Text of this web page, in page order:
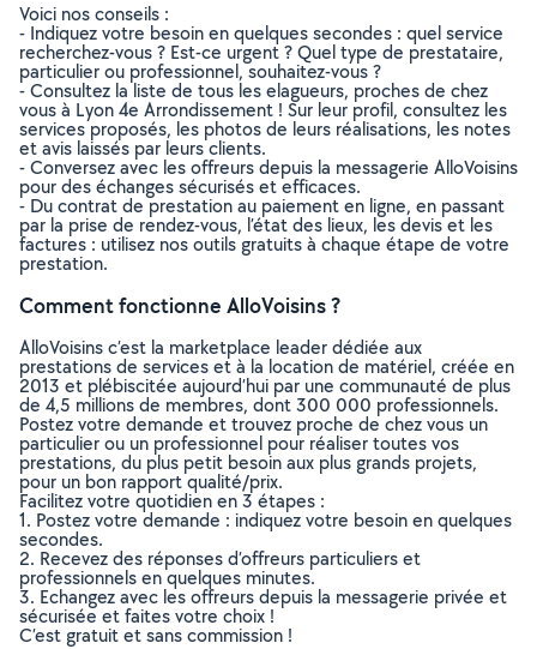
Voici nos conseils :
- Indiquez votre besoin en quelques secondes : quel service
recherchez-vous ? Est-ce urgent ? Quel type de prestataire,
particulier ou professionnel, souhaitez-vous ?
- Consultez la liste de tous les elagueurs, proches de chez
vous à Lyon 4e Arrondissement ! Sur leur profil, consultez les
services proposés, les photos de leurs réalisations, les notes
et avis laissés par leurs clients.
- Conversez avec les offreurs depuis la messagerie AlloVoisins
pour des échanges sécurisés et efficaces.
- Du contrat de prestation au paiement en ligne, en passant
par la prise de rendez-vous, l’état des lieux, les devis et les
factures : utilisez nos outils gratuits à chaque étape de votre
prestation.
Comment fonctionne AlloVoisins ?
AlloVoisins c’est la marketplace leader dédiée aux
prestations de services et à la location de matériel, créée en
2013 et plébiscitée aujourd’hui par une communauté de plus
de 4,5 millions de membres, dont 300 000 professionnels.
Postez votre demande et trouvez proche de chez vous un
particulier ou un professionnel pour réaliser toutes vos
prestations, du plus petit besoin aux plus grands projets,
pour un bon rapport qualité/prix.
Facilitez votre quotidien en 3 étapes :
1. Postez votre demande : indiquez votre besoin en quelques
secondes.
2. Recevez des réponses d’offreurs particuliers et
professionnels en quelques minutes.
3. Echangez avec les offreurs depuis la messagerie privée et
sécurisée et faites votre choix !
C’est gratuit et sans commission !